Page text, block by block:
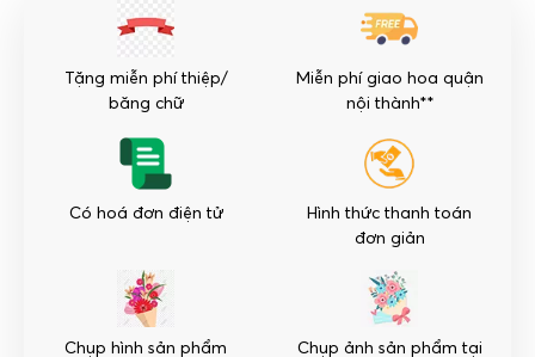
lượng
Tặng miễn phí thiệp/
băng chữ
Miễn phí giao hoa quận
nội thành**
Có hoá đơn điện tử
Hình thức thanh toán
đơn giản
Chụp hình sản phẩm
Chụp ảnh sản phẩm tại